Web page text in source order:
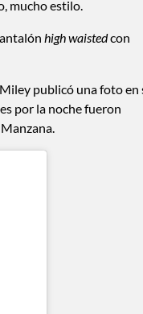
mucho estilo.
high waistedcon
publicó una foto en
por la noche fueron